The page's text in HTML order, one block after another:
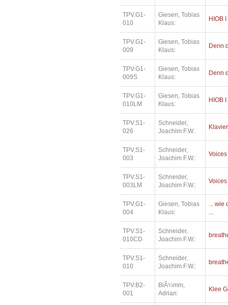
TPV.G1-
010
Giesen, Tobias
Klaus:
HIOB I
TPV.G1-
009
Giesen, Tobias
Klaus:
Denn
TPV.G1-
009S
Giesen, Tobias
Klaus:
Denn
TPV.G1-
010LM
Giesen, Tobias
Klaus:
HIOB I
TPV.S1-
026
Schneider,
Joachim F.W.:
TPV.S1-
003
Schneider,
Joachim F.W.:
Voices
TPV.S1-
003LM
Schneider,
Joachim F.W.:
Voices
TPV.G1-
004
Giesen, Tobias
Klaus:
... wie
...
TPV.S1-
010CD
Schneider,
Joachim F.W.:
TPV.S1-
010
Schneider,
Joachim F.W.:
TPV.B2-
001
BlÃ¼mm,
Adrian:
Klee